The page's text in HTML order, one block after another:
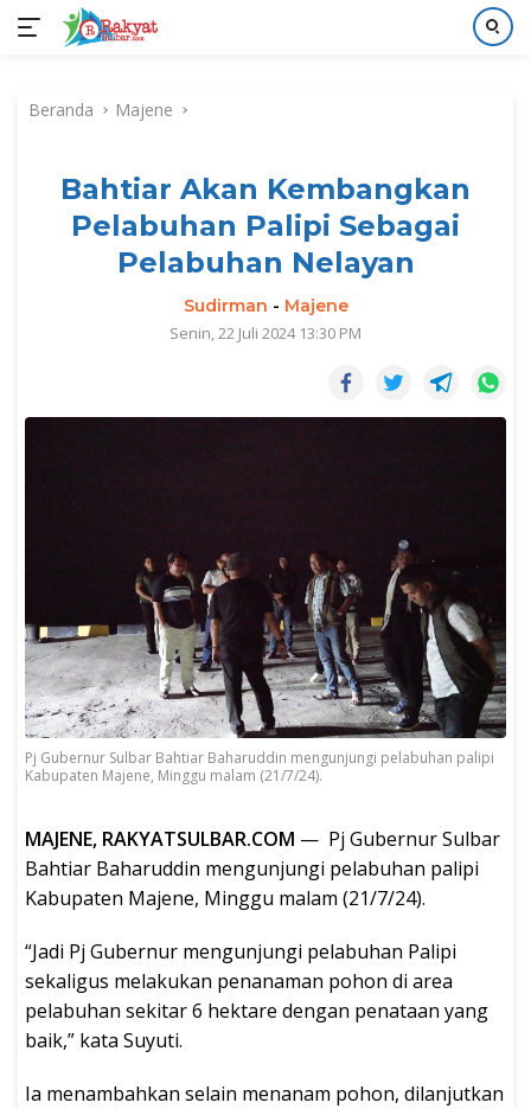
kontenBeranda Majene
Bahtiar Akan Kembangkan
Pelabuhan Palipi Sebagai
Pelabuhan Nelayan
Sudirman - Majene
Senin, 22 Juli 2024 13:30 PM
Pj Gubernur Sulbar Bahtiar Baharuddin mengunjungi pelabuhan palipi
Kabupaten Majene, Minggu malam (21/7/24).
MAJENE, RAKYATSULBAR.COM — Pj Gubernur Sulbar
Bahtiar Baharuddin mengunjungi pelabuhan palipi
Kabupaten Majene, Minggu malam (21/7/24).
“Jadi Pj Gubernur mengunjungi pelabuhan Palipi
sekaligus melakukan penanaman pohon di area
pelabuhan sekitar 6 hektare dengan penataan yang
baik,” kata Suyuti.
Ia menambahkan selain menanam pohon, dilanjutkan